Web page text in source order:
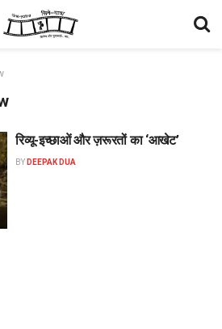
रिव्यू-इच्छाओं और ज़रूरतों का ‘आखेट’
BY DEEPAK DUA